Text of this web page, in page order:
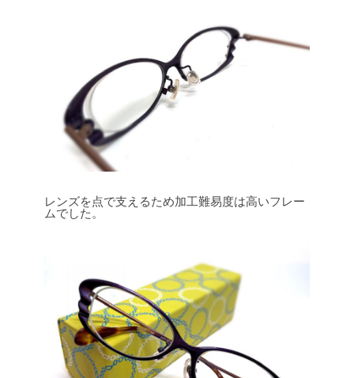
レンズを点で支えるため加工難易度は高いフレー
ムでした。